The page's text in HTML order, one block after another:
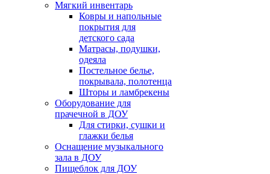
Мягкий инвентарь
Ковры и напольные
покрытия для
детского сада
Матрасы, подушки,
одеяла
Постельное белье,
покрывала, полотенца
Шторы и ламбрекены
Оборудование для
прачечной в ДОУ
Для стирки, сушки и
глажки белья
Оснащение музыкального
зала в ДОУ
Пищеблок для ДОУ